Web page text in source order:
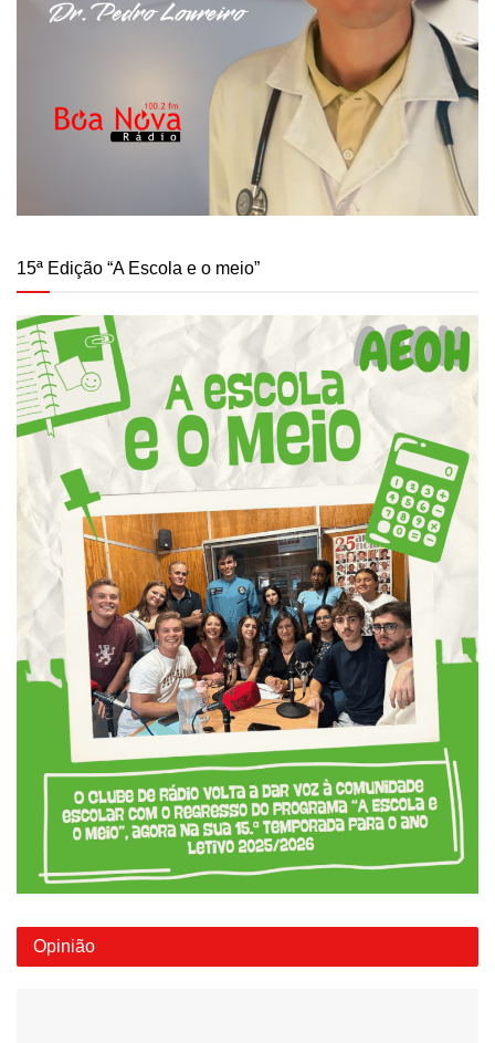
15ª Edição “A Escola e o meio”
Opinião